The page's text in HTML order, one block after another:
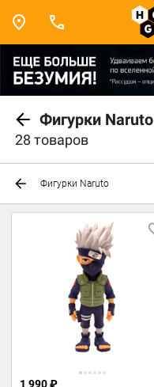
Фигурки Naruto
28 товаров
Фигурки Naruto
1 990 ₽